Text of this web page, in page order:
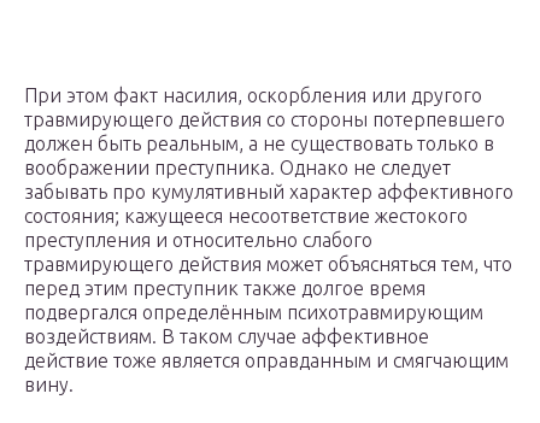
При этом факт насилия, оскорбления или другого
травмирующего действия со стороны потерпевшего
должен быть реальным, а не существовать только в
воображении преступника. Однако не следует
забывать про кумулятивный характер аффективного
состояния; кажущееся несоответствие жестокого
преступления и относительно слабого
травмирующего действия может объясняться тем, что
перед этим преступник также долгое время
подвергался определённым психотравмирующим
воздействиям. В таком случае аффективное
действие тоже является оправданным и смягчающим
вину.